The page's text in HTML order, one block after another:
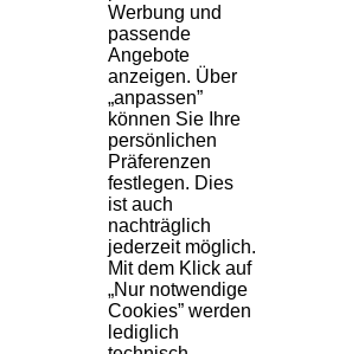
Werbung und
passende
Angebote
anzeigen. Über
„anpassen”
können Sie Ihre
persönlichen
Präferenzen
festlegen. Dies
ist auch
nachträglich
jederzeit möglich.
Mit dem Klick auf
„Nur notwendige
Cookies” werden
lediglich